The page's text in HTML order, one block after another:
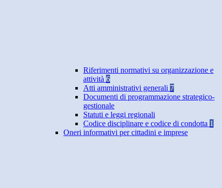
Riferimenti normativi su organizzazione e
attività 6
Atti amministrativi generali 7
Documenti di programmazione strategico-
gestionale
Statuti e leggi regionali
Codice disciplinare e codice di condotta 1
Oneri informativi per cittadini e imprese